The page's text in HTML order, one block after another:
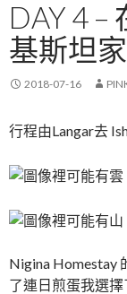
DAY 4 –
基斯坦
2018-07-16
行程由Langar去
Nigina Homestay
了連日煎蛋我選